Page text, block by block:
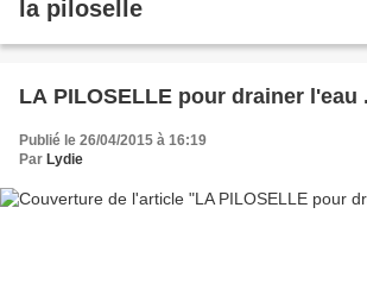
la piloselle
LA PILOSELLE pour drainer l'eau .
Publié le 26/04/2015 à 16:19
Par Lydie